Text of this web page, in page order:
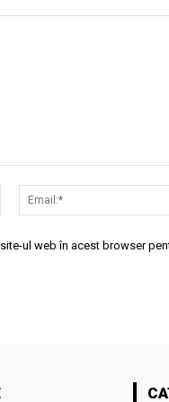
Nume:*
ul web în acest browser